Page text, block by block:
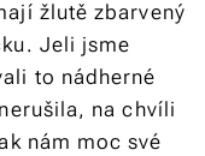
žlutě zbarvený
Jeli jsme
to nádherné
na chvíli
nám moc své